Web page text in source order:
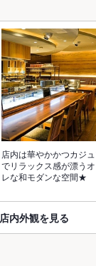
店内は華やかかつカジ
でリラックス感が漂う
レな和モダンな空間★
店内外観を見る